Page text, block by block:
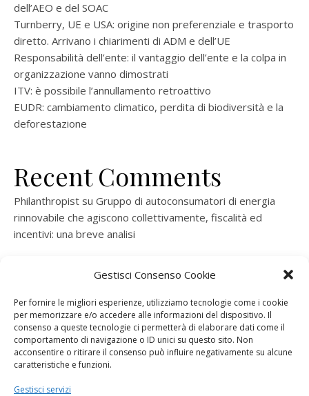
Gestisci Consenso Cookie
Per fornire le migliori esperienze, utilizziamo tecnologie come i cookie
per memorizzare e/o accedere alle informazioni del dispositivo. Il
consenso a queste tecnologie ci permetterà di elaborare dati come il
comportamento di navigazione o ID unici su questo sito. Non
acconsentire o ritirare il consenso può influire negativamente su alcune
caratteristiche e funzioni.
Gestisci servizi
dell’AEO e del SOAC
Turnberry, UE e USA: origine non preferenziale e trasporto
diretto. Arrivano i chiarimenti di ADM e dell’UE
Responsabilità dell’ente: il vantaggio dell’ente e la colpa in
organizzazione vanno dimostrati
ITV: è possibile l’annullamento retroattivo
EUDR: cambiamento climatico, perdita di biodiversità e la
deforestazione
Recent Comments
Philanthropist su Gruppo di autoconsumatori di energia
rinnovabile che agiscono collettivamente, fiscalità ed
incentivi: una breve analisi
rinnovabile che agiscono collettivamente, fiscalità ed
ramatogelsuGruppo di autoconsumatori di energia
rinnovabile che agiscono collettivamente, fiscalità ed
incentivi: una breve analisi